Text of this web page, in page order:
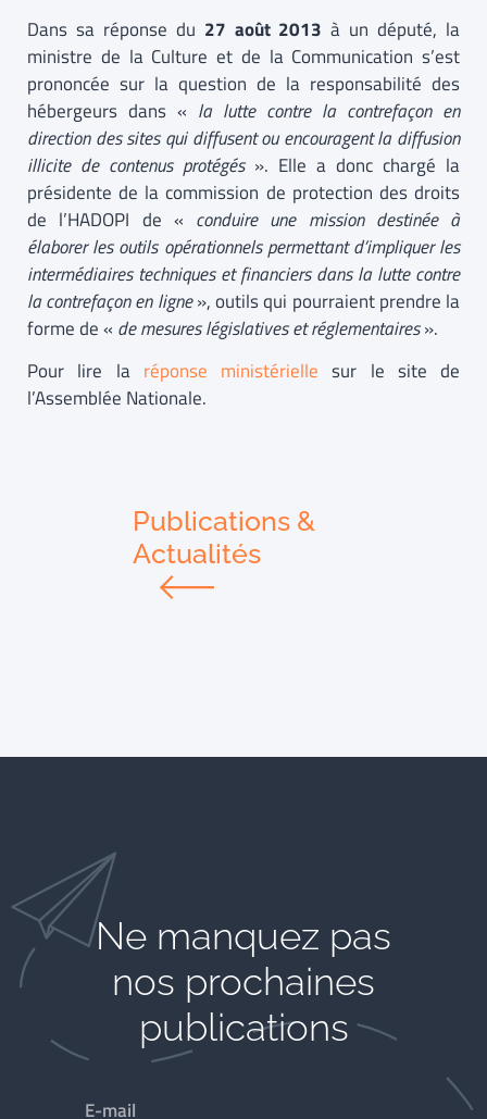
Dans sa réponse du 27 août 2013à un député, la
ministre de la Culture et de la Communication s’est
prononcée sur la question de la responsabilité des
hébergeurs dans « la lutte contre la contrefaçon en
direction des sites qui diffusent ou encouragent la diffusion
illicite de contenus protégés». Elle a donc chargé la
présidente de la commission de protection des droits
de l’HADOPI de « conduire une mission destinée à
élaborer les outils opérationnels permettant d’impliquer les
intermédiaires techniques et financiers dans la lutte contre
la contrefaçon en ligne», outils qui pourraient prendre la
forme de « de mesures législatives et réglementaires».
Pour lire la réponse ministérielle sur le site de
l’Assemblée Nationale.
Publications &
Actualités
Ne manquez pas
nos prochaines
publications